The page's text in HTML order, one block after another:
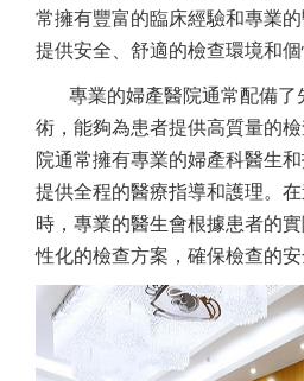
常擁有豐富的臨床經驗和專業
提供安全、舒適的檢查環境和個
專業的婦產醫院通常配備
術，能夠為患者提供高質量的
院通常擁有專業的婦產科醫生
提供全程的醫療指導和護理。
時，專業的醫生會根據患者的
性化的檢查方案，確保檢查的安